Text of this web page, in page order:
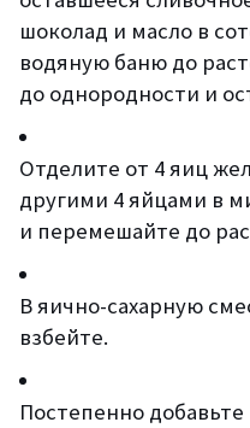
шоколад и масло в
водяную баню до
до однородности и
Отделите от 4 яиц
другими 4 яйцами в
и перемешайте до
В яично-сахарную
взбейте.
Постепенно